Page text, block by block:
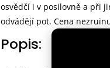
osvědčí i v posilovně a při
odvádějí pot. Cena
Popis: